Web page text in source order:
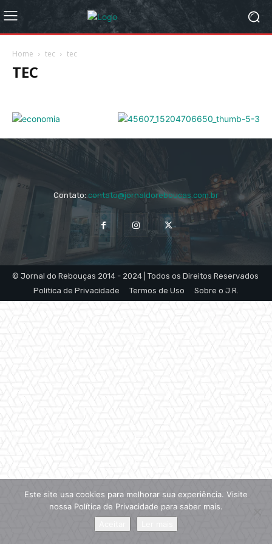
Home tec tec
TEC
Contato:contato@jornaldoreboucas.com.br
© Jornal do Rebouças 2014 - 2024 | Todos os Direitos Reservados
Política de Privacidade
Termos de Uso Sobre o J.R.
Este site usa cookies para melhorar sua experiência. Visite
nossa Política de Privacidade para saber mais.